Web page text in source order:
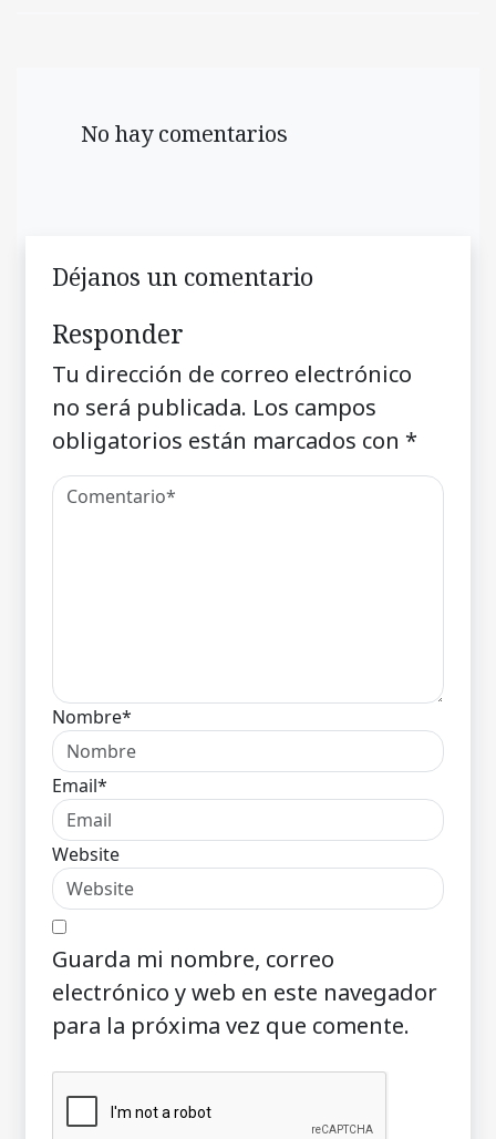
No hay comentarios
Déjanos un comentario
Responder
Tu dirección de correo electrónico
no será publicada. Los campos
obligatorios están marcados con *
Nombre*
Email*
Website
Guarda mi nombre, correo
electrónico y web en este navegador
para la próxima vez que comente.